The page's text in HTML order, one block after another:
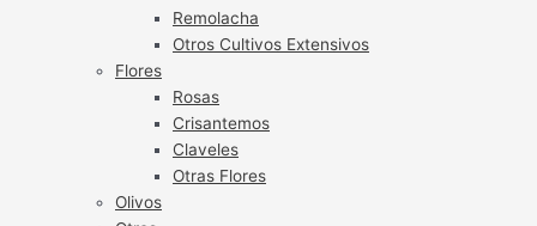
Remolacha
Otros Cultivos Extensivos
Flores
Rosas
Crisantemos
Claveles
Otras Flores
Olivos